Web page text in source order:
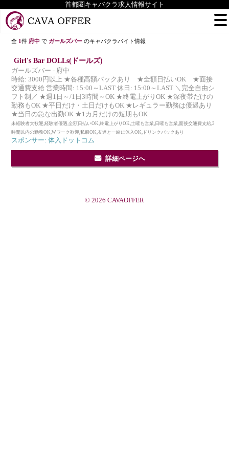
首都圏キャバクラ求人情報サイト
全 1件 府中で ガールズバーのキャバクラバイト情報
Girl's Bar DOLLs(ドールズ)
ガールズバー - 府中
時給: 3000円以上 ★各種高額バックあり ★全額日払いOK ★面接
交通費支給 営業時間: 15:00～LAST 休日: 15:00～LAST ＼完全自由シ
フト制／ ★週1日～/1日3時間～OK ★終電上がりOK ★深夜帯だけの
勤務もOK ★平日だけ・土日だけもOK ★レギュラー勤務は優遇あり
★当日の急な出勤OK ★1カ月だけの短期もOK
未経験者大歓迎,経験者優遇,全額日払いOK,終電上がりOK,土曜も営業,日曜も営業,面接交通費支給,3
時間以内の勤務OK,Wワーク歓迎,私服OK,友達と一緒に体入OK,ドリンクバックあり
スポンサー: 体入ドットコム
詳細ページへ
© 2026 CAVAOFFER